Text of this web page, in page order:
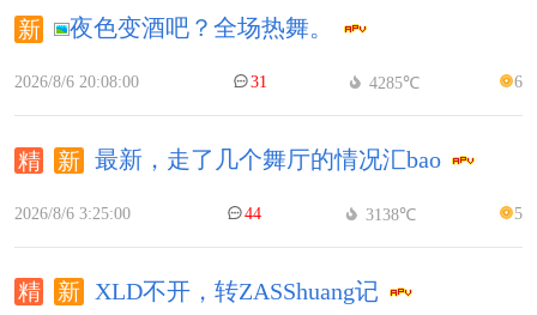
夜色变酒吧？全场热舞。
2026/8/6 20:08:00 31 4285℃ 6
最新，走了几个舞厅的情况汇bao
2026/8/6 3:25:00 44 3138℃ 5
XLD不开，转ZASShuang记